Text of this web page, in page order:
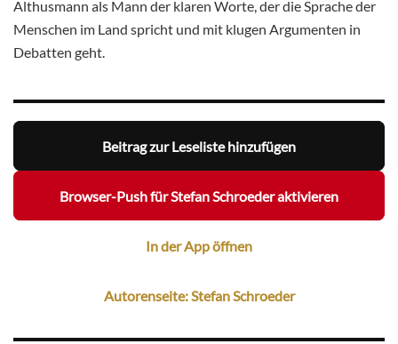
Althusmann als Mann der klaren Worte, der die Sprache der
Menschen im Land spricht und mit klugen Argumenten in
Debatten geht.
Beitrag zur Leseliste hinzufügen
Browser-Push für Stefan Schroeder aktivieren
In der App öffnen
Autorenseite: Stefan Schroeder